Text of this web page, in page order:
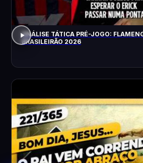
ANÁLISE TÁTICA PRÉ-JOGO:
BRASILEIRÃO 2026